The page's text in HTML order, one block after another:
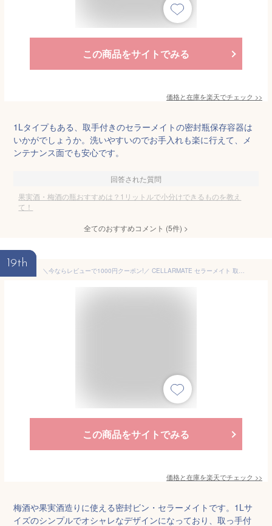
この商品をサイトでみる
価格と在庫を楽天でチェック >>
1Lタイプもある、取手付きのセラーメイトの密封瓶保存容器は
いかがでしょうか。洗いやすいのでお手入れも楽に行えて、メ
ンテナンス面でも安心です。
回答された質問
果実酒・梅酒の瓶おすすめは？1リットルで小分けできるものを教え
て！
全てのおすすめコメント (5件) >
19th
＼今ならレビューで1000円クーポン!／ CELLARMATE セラーメイト 取手付密封びん 1L 梅酒ビン 1リットル 梅酒瓶 1.0L セラーメート 星硝
この商品をサイトでみる
価格と在庫を楽天でチェック >>
梅酒や果実酒造りに使える密封ビン・セラーメイトです。1Lサ
イズのシンプルでオシャレなデザインになっており、取っ手付